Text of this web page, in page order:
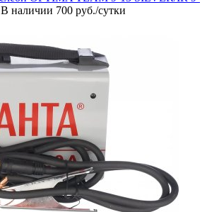
В наличии 700 руб./сутки